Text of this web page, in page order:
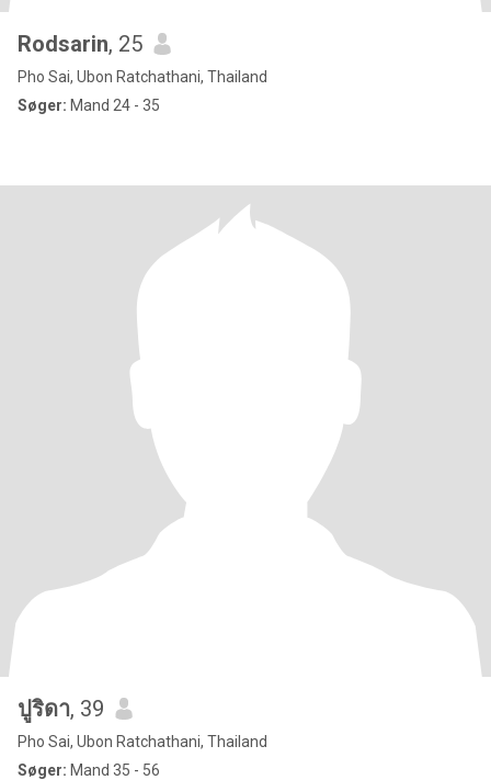
Rodsarin, 25
Pho Sai, Ubon Ratchathani, Thailand
Søger: Mand 24 - 35
ปูริดา, 39
Pho Sai, Ubon Ratchathani, Thailand
Søger: Mand 35 - 56